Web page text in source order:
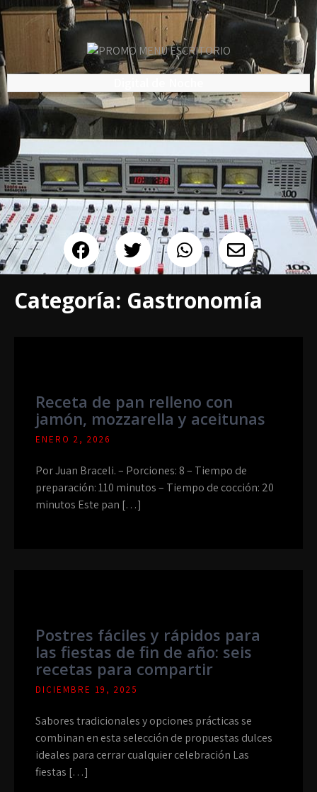
Categoría: Gastronomía
Receta de pan relleno con
jamón, mozzarella y aceitunas
ENERO 2, 2026
Por Juan Braceli. – Porciones: 8 – Tiempo de
preparación: 110 minutos – Tiempo de cocción: 20
minutos Este pan […]
Postres fáciles y rápidos para
las fiestas de fin de año: seis
recetas para compartir
DICIEMBRE 19, 2025
Sabores tradicionales y opciones prácticas se
combinan en esta selección de propuestas dulces
ideales para cerrar cualquier celebración Las
fiestas […]